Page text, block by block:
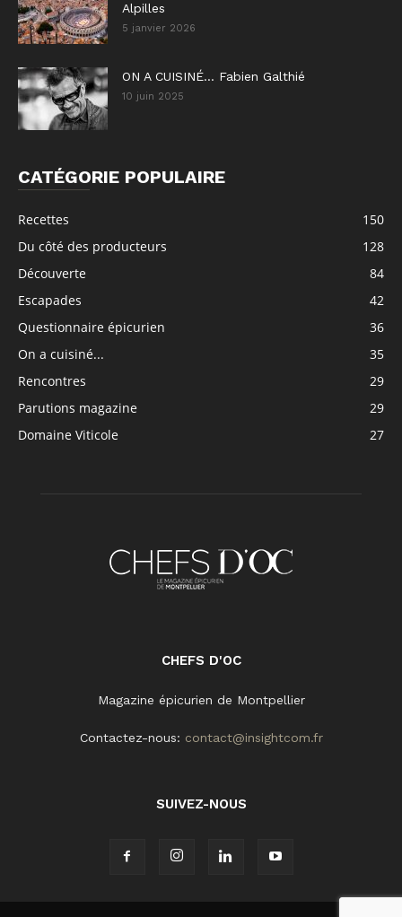
Alpilles
5 janvier 2026
ON A CUISINÉ… Fabien Galthié
10 juin 2025
CATÉGORIE POPULAIRE
Recettes
150
Du côté des producteurs
128
Découverte
84
Escapades
42
Questionnaire épicurien
36
On a cuisiné...
35
Rencontres
29
Parutions magazine
29
Domaine Viticole
27
CHEFS D'OC
Magazine épicurien de Montpellier
Contactez-nous: contact@insightcom.fr
SUIVEZ-NOUS